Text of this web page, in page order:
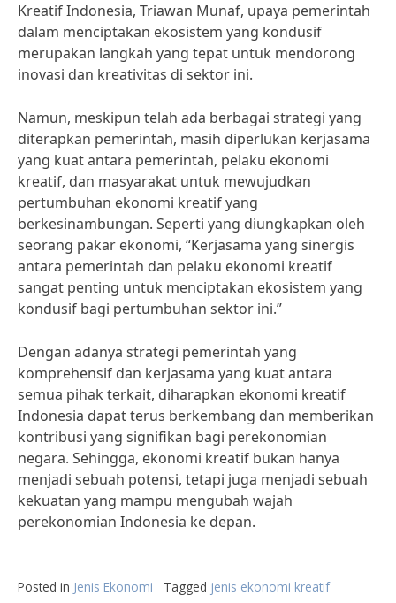
Kreatif Indonesia, Triawan Munaf, upaya pemerintah
dalam menciptakan ekosistem yang kondusif
merupakan langkah yang tepat untuk mendorong
inovasi dan kreativitas di sektor ini.
Namun, meskipun telah ada berbagai strategi yang
diterapkan pemerintah, masih diperlukan kerjasama
yang kuat antara pemerintah, pelaku ekonomi
kreatif, dan masyarakat untuk mewujudkan
pertumbuhan ekonomi kreatif yang
berkesinambungan. Seperti yang diungkapkan oleh
seorang pakar ekonomi, “Kerjasama yang sinergis
antara pemerintah dan pelaku ekonomi kreatif
sangat penting untuk menciptakan ekosistem yang
kondusif bagi pertumbuhan sektor ini.”
Dengan adanya strategi pemerintah yang
komprehensif dan kerjasama yang kuat antara
semua pihak terkait, diharapkan ekonomi kreatif
Indonesia dapat terus berkembang dan memberikan
kontribusi yang signifikan bagi perekonomian
negara. Sehingga, ekonomi kreatif bukan hanya
menjadi sebuah potensi, tetapi juga menjadi sebuah
kekuatan yang mampu mengubah wajah
perekonomian Indonesia ke depan.
Posted in Jenis Ekonomi Tagged jenis ekonomi kreatif